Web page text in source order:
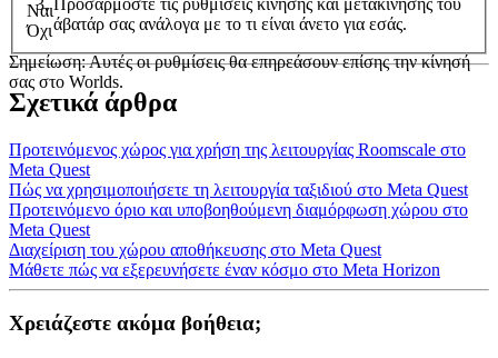
άβατάρ σας ανάλογα με το τι είναι άνετο για εσάς.
Σημείωση: Αυτές οι ρυθμίσεις θα επηρεάσουν επίσης την κίνησή
σας στο Worlds.
Ναι
Όχι
Σχετικά άρθρα
Προτεινόμενος χώρος για χρήση της λειτουργίας Roomscale στο
Meta Quest
Πώς να χρησιμοποιήσετε τη λειτουργία ταξιδιού στο Meta Quest
Προτεινόμενο όριο και υποβοηθούμενη διαμόρφωση χώρου στο
Meta Quest
Διαχείριση του χώρου αποθήκευσης στο Meta Quest
Μάθετε πώς να εξερευνήσετε έναν κόσμο στο Meta Horizon
Χρειάζεστε ακόμα βοήθεια;